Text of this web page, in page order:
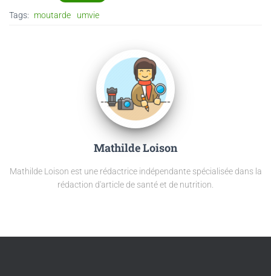
Tags: moutarde umvie
Mathilde Loison
Mathilde Loison est une rédactrice indépendante spécialisée dans la
rédaction d'article de santé et de nutrition.